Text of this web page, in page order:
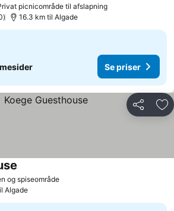
picnicområde til afslapning
16.3 km til Algade
Se priser
Del
og spiseområde
Algade